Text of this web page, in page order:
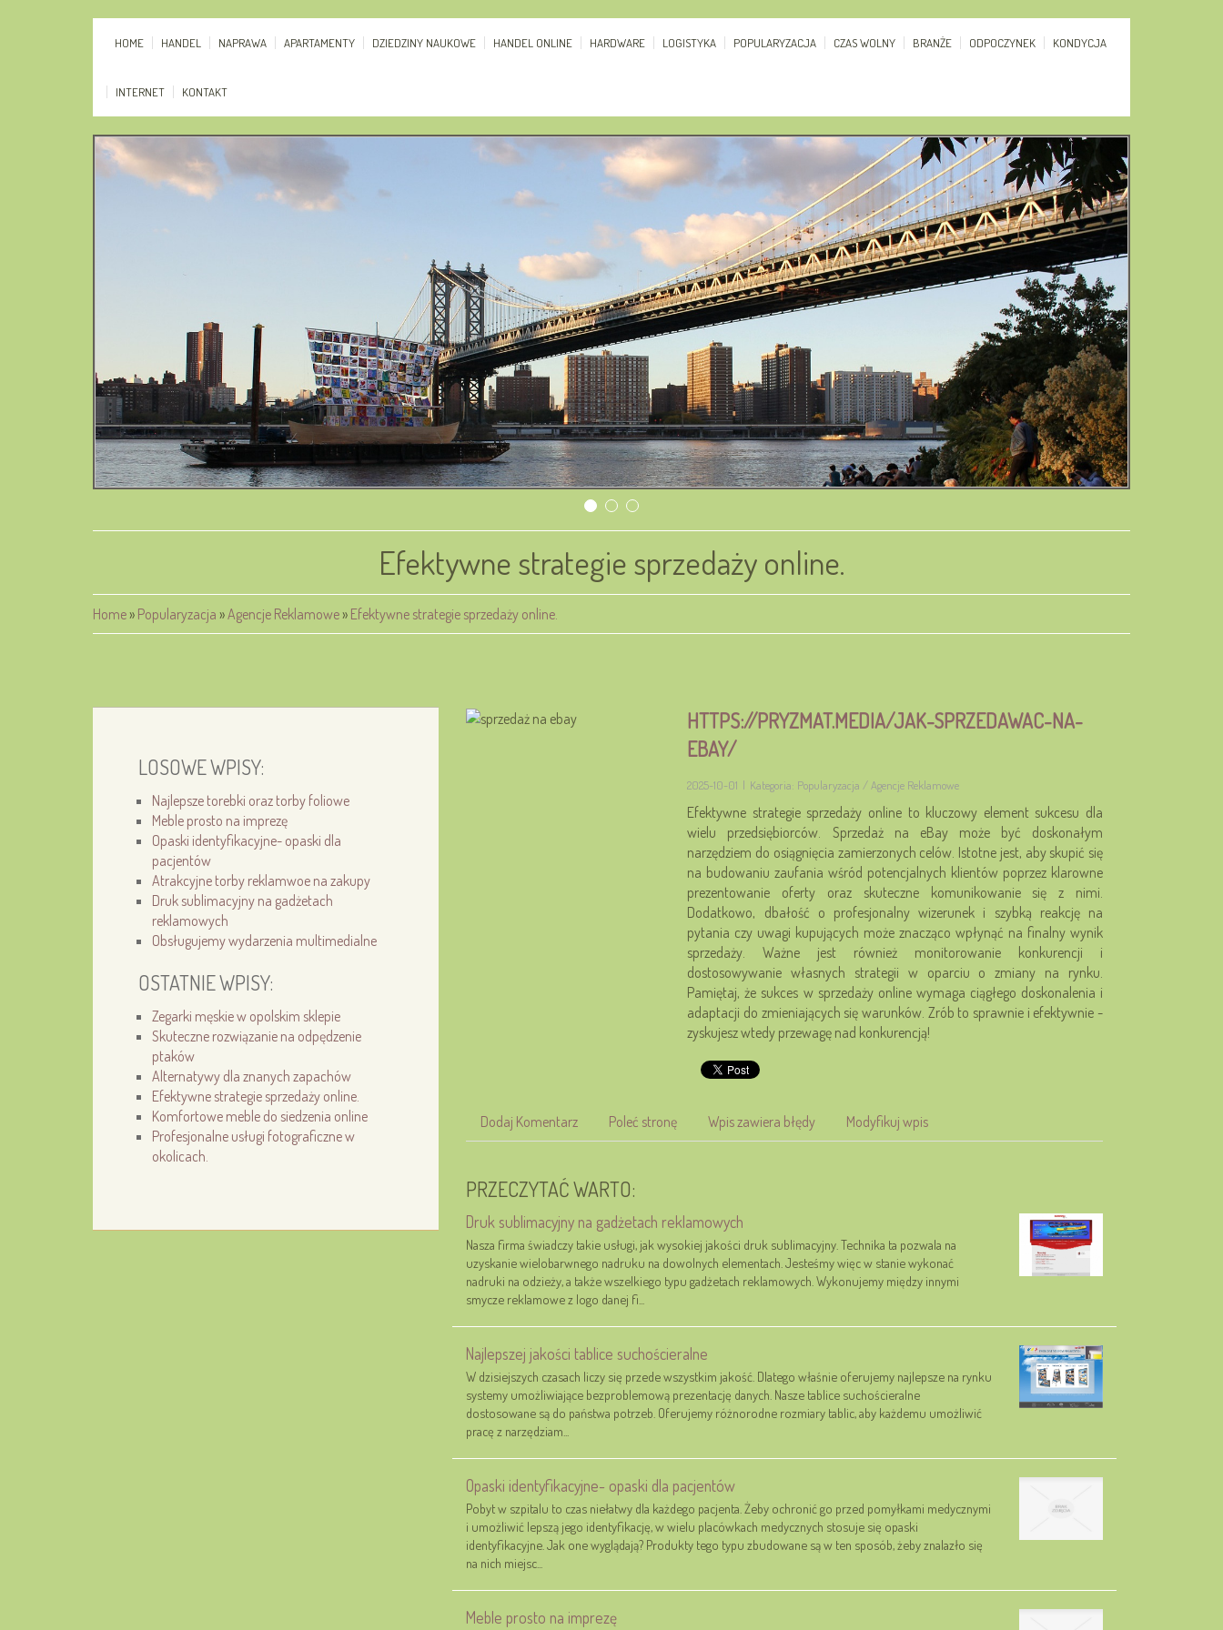
HOME HANDEL NAPRAWA APARTAMENTY DZIEDZINY NAUKOWE HANDEL ONLINE HARDWARE LOGISTYKA POPULARYZACJA CZAS WOLNY BRANŻE ODPOCZYNEK KONDYCJA
INTERNET KONTAKT
Efektywne strategie sprzedaży online.
Home» Popularyzacja »Agencje Reklamowe» Efektywne strategie sprzedaży online.
LOSOWE WPISY:
Najlepsze torebki oraz torby foliowe
Meble prosto na imprezę
Opaski identyfikacyjne- opaski dla
pacjentów
Atrakcyjne torby reklamwoe na zakupy
Druk sublimacyjny na gadżetach
reklamowych
Obsługujemy wydarzenia multimedialne
OSTATNIE WPISY:
Zegarki męskie w opolskim sklepie
Skuteczne rozwiązanie na odpędzenie
ptaków
Alternatywy dla znanych zapachów
Efektywne strategie sprzedaży online.
Komfortowe meble do siedzenia online
Profesjonalne usługi fotograficzne w
okolicach.
HTTPS://PRYZMAT.MEDIA/JAK-SPRZEDAWAC-NA-
EBAY/
2025-10-01 | Kategoria: Popularyzacja / Agencje Reklamowe
Efektywne strategie sprzedaży online to kluczowy element sukcesu dla
wielu przedsiębiorców. Sprzedaż na eBay może być doskonałym
narzędziem do osiągnięcia zamierzonych celów. Istotne jest, aby skupić się
na budowaniu zaufania wśród potencjalnych klientów poprzez klarowne
prezentowanie oferty oraz skuteczne komunikowanie się z nimi.
Dodatkowo, dbałość o profesjonalny wizerunek i szybką reakcję na
pytania czy uwagi kupujących może znacząco wpłynąć na finalny wynik
sprzedaży. Ważne jest również monitorowanie konkurencji i
dostosowywanie własnych strategii w oparciu o zmiany na rynku.
Pamiętaj, że sukces w sprzedaży online wymaga ciągłego doskonalenia i
adaptacji do zmieniających się warunków. Zrób to sprawnie i efektywnie -
zyskujesz wtedy przewagę nad konkurencją!
Dodaj Komentarz Poleć stronę Wpis zawiera błędy Modyfikuj wpis
PRZECZYTAĆ WARTO:
Druk sublimacyjny na gadżetach reklamowych
Nasza firma świadczy takie usługi, jak wysokiej jakości druk sublimacyjny. Technika ta pozwala na
uzyskanie wielobarwnego nadruku na dowolnych elementach. Jesteśmy więc w stanie wykonać
nadruki na odzieży, a także wszelkiego typu gadżetach reklamowych. Wykonujemy między innymi
smycze reklamowe z logo danej fi...
Najlepszej jakości tablice suchościeralne
W dzisiejszych czasach liczy się przede wszystkim jakość. Dlatego właśnie oferujemy najlepsze na rynku
systemy umożliwiające bezproblemową prezentację danych. Nasze tablice suchościeralne
dostosowane są do państwa potrzeb. Oferujemy różnorodne rozmiary tablic, aby każdemu umożliwić
pracę z narzędziam...
Opaski identyfikacyjne- opaski dla pacjentów
Pobyt w szpitalu to czas niełatwy dla każdego pacjenta. Żeby ochronić go przed pomyłkami medycznymi
i umożliwić lepszą jego identyfikację, w wielu placówkach medycznych stosuje się opaski
identyfikacyjne. Jak one wyglądają? Produkty tego typu zbudowane są w ten sposób, żeby znalazło się
na nich miejsc...
Meble prosto na imprezę